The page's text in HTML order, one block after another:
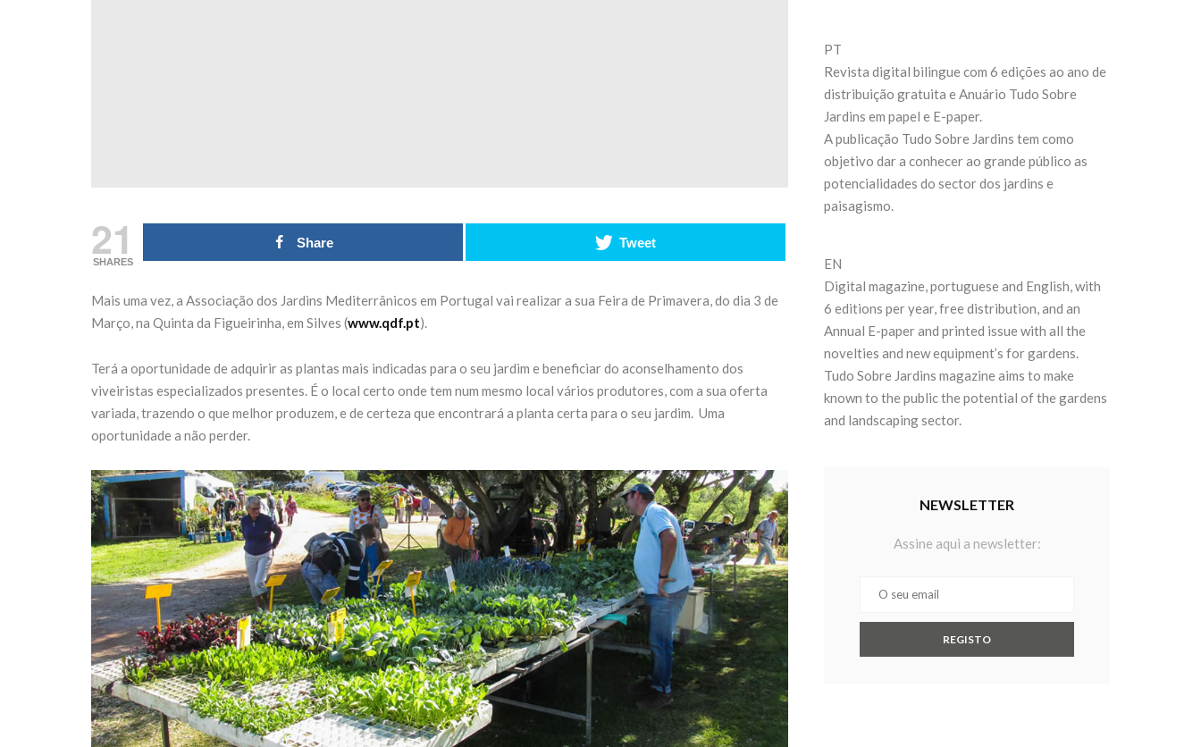
CONTINUE READING
21
SHARES
Share Tweet
Mais uma vez, a Associação dos Jardins Mediterrânicos em Portugal vai realizar a sua Feira de Primavera, do dia 3 de
Março, na Quinta da Figueirinha, em Silves (www.qdf.pt).
Terá a oportunidade de adquirir as plantas mais indicadas para o seu jardim e beneficiar do aconselhamento dos
viveiristas especializados presentes. É o local certo onde tem num mesmo local vários produtores, com a sua oferta
variada, trazendo o que melhor produzem, e de certeza que encontrará a planta certa para o seu jardim. Uma
oportunidade a não perder.
PT
Revista digital bilingue com 6 edições ao ano de
distribuição gratuita e Anuário Tudo Sobre
Jardins em papel e E-paper.
A publicação Tudo Sobre Jardins tem como
objetivo dar a conhecer ao grande público as
potencialidades do sector dos jardins e
paisagismo.
EN
Digital magazine, portuguese and English, with
6 editions per year, free distribution, and an
Annual E-paper and printed issue with all the
novelties and new equipment’s for gardens.
Tudo Sobre Jardins magazine aims to make
known to the public the potential of the gardens
and landscaping sector.
NEWSLETTER
Assine aqui a newsletter: